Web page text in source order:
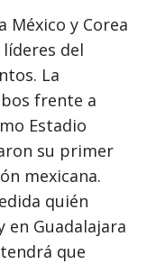
México y Corea
del
La
frente a
Estadio
su primer
mexicana.
quién
Guadalajara
que